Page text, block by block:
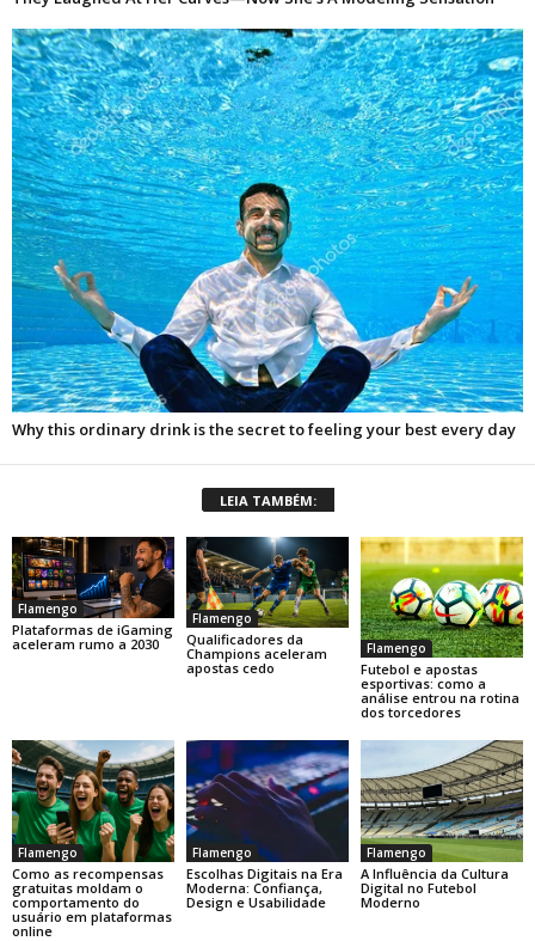
LEIA TAMBÉM:
Flamengo
Plataformas de iGaming
aceleram rumo a 2030
Flamengo
Qualificadores da
Champions aceleram
apostas cedo
Flamengo
Futebol e apostas
esportivas: como a
análise entrou na rotina
dos torcedores
Flamengo
Como as recompensas
gratuitas moldam o
comportamento do
usuário em plataformas
online
Flamengo
Escolhas Digitais na Era
Moderna: Confiança,
Design e Usabilidade
Flamengo
A Influência da Cultura
Digital no Futebol
Moderno